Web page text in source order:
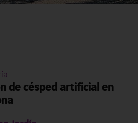
de césped artificial en